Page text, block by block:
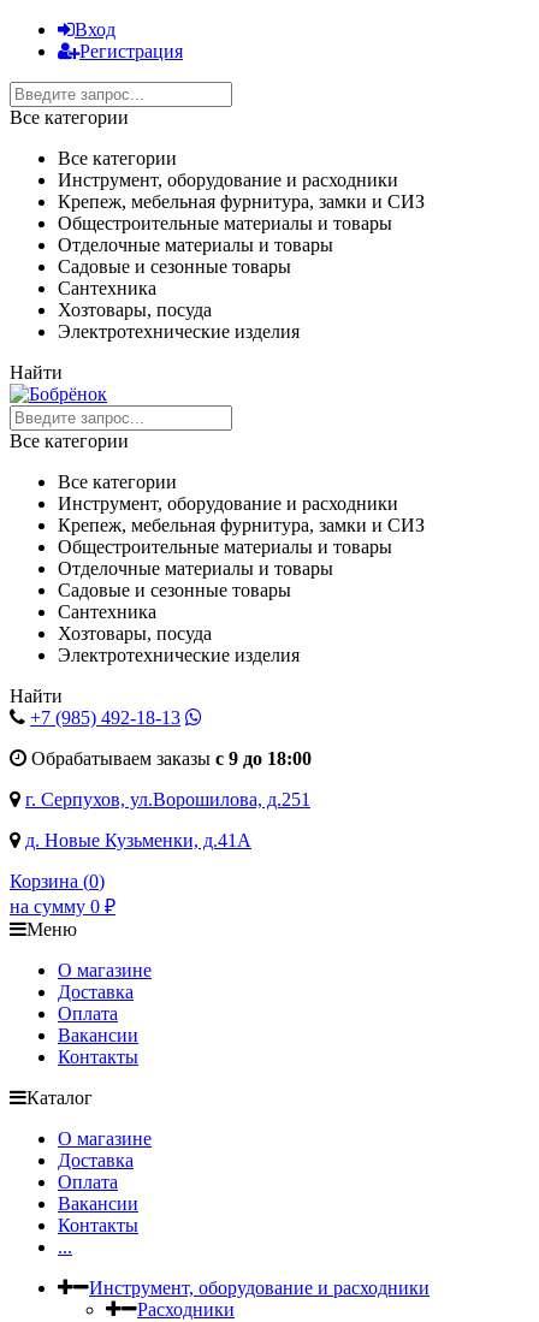
Вход
Регистрация
Все категории
Все категории
Инструмент, оборудование и расходники
Крепеж, мебельная фурнитура, замки и СИЗ
Общестроительные материалы и товары
Отделочные материалы и товары
Садовые и сезонные товары
Сантехника
Хозтовары, посуда
Электротехнические изделия
Найти
Все категории
Все категории
Инструмент, оборудование и расходники
Крепеж, мебельная фурнитура, замки и СИЗ
Общестроительные материалы и товары
Отделочные материалы и товары
Садовые и сезонные товары
Сантехника
Хозтовары, посуда
Электротехнические изделия
Найти
+7 (985) 492-18-13
Обрабатываем заказы с 9 до 18:00
г. Серпухов, ул.Ворошилова, д.251
д. Новые Кузьменки, д.41А
Корзина (0)
на сумму 0 ₽
Меню
О магазине
Доставка
Оплата
Вакансии
Контакты
Каталог
О магазине
Доставка
Оплата
Вакансии
Контакты
...
Инструмент, оборудование и расходники
Расходники